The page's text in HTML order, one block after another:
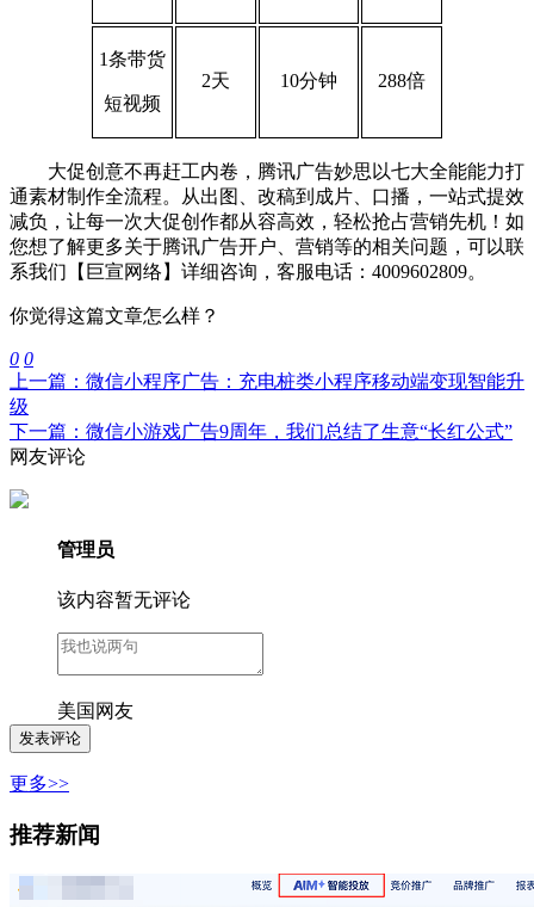
1条带货
短视频
2天 10分钟 288倍
大促创意不再赶工内卷，腾讯广告妙思以七大全能能力打
通素材制作全流程。从出图、改稿到成片、口播，一站式提效
减负，让每一次大促创作都从容高效，轻松抢占营销先机！如
您想了解更多关于腾讯广告开户、营销等的相关问题，可以联
系我们【巨宣网络】 详细咨询 ，客服电话：4009602809。
你觉得这篇文章怎么样？
0 0
上一篇：微信小程序广告：充电桩类小程序移动端变现智能升
级
下一篇：微信小游戏广告9周年，我们总结了生意“长红公式”
网友评论
管理员
该内容暂无评论
美国网友
更多>>
推荐新闻